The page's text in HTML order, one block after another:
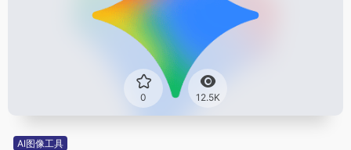
0 12.5K
AI图像工具